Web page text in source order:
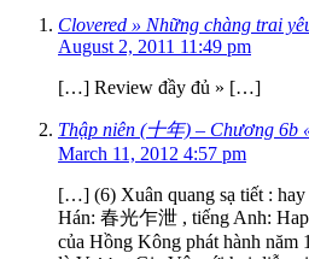
Clovered » Những chàng trai
August 2, 2011 11:49 pm
[…] Review đầy đủ » […]
Thập niên (十年) – Chương 6b
March 11, 2012 4:57 pm
[…] (6) Xuân quang sạ tiết :
Hán: 春光乍泄 , tiếng Anh:
của Hồng Kông phát hành năm